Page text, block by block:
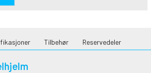
Tilbehør Reservedeler